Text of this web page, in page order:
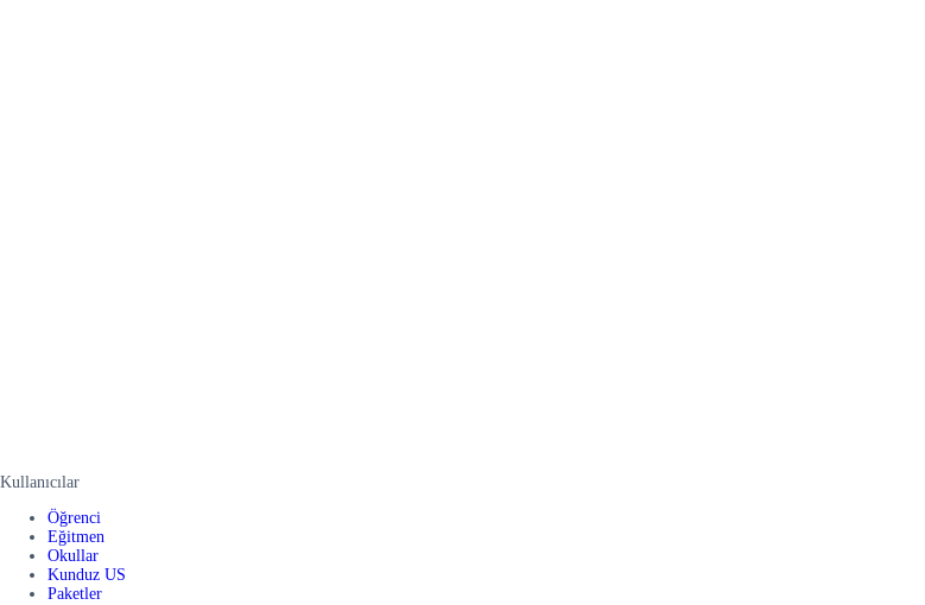
Kullanıcılar
Öğrenci
Eğitmen
Okullar
Kunduz US
Paketler